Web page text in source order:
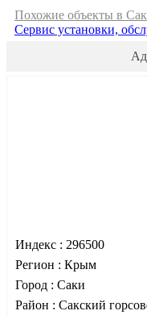
Похожие объекты в
Сервис установки,
Индекс : 296500
Регион : Крым
Город : Саки
Район : Сакский